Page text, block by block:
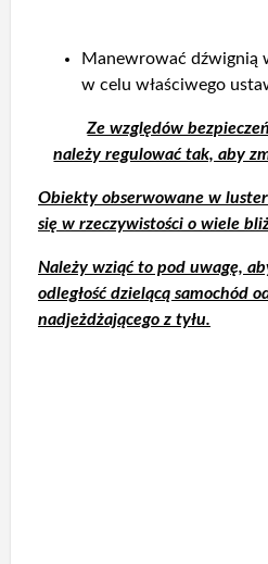
Manewrować dźwignią
w celu właściwego
Ze względów
należy regulować tak, aby
Obiekty obserwowane w
się w rzeczywistości o wiele
Należy wziąć to pod uwagę,
odległość dzielącą samochód
nadjeżdżającego z tyłu.